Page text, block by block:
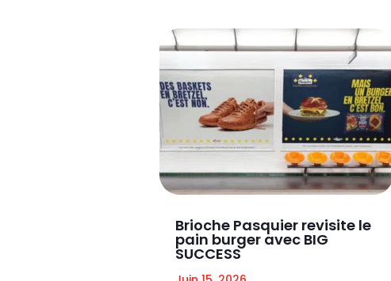
Brioche Pasquier revisite le
pain burger avec BIG
SUCCESS